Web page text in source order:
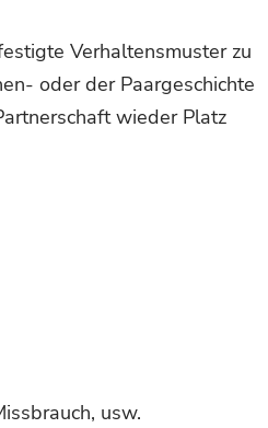
Verhaltensmuster zu
oder der Paargeschichte
wieder Platz
usw.